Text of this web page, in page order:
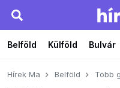
Belföld Külföld Bulvár
Hírek Ma Belföld Több